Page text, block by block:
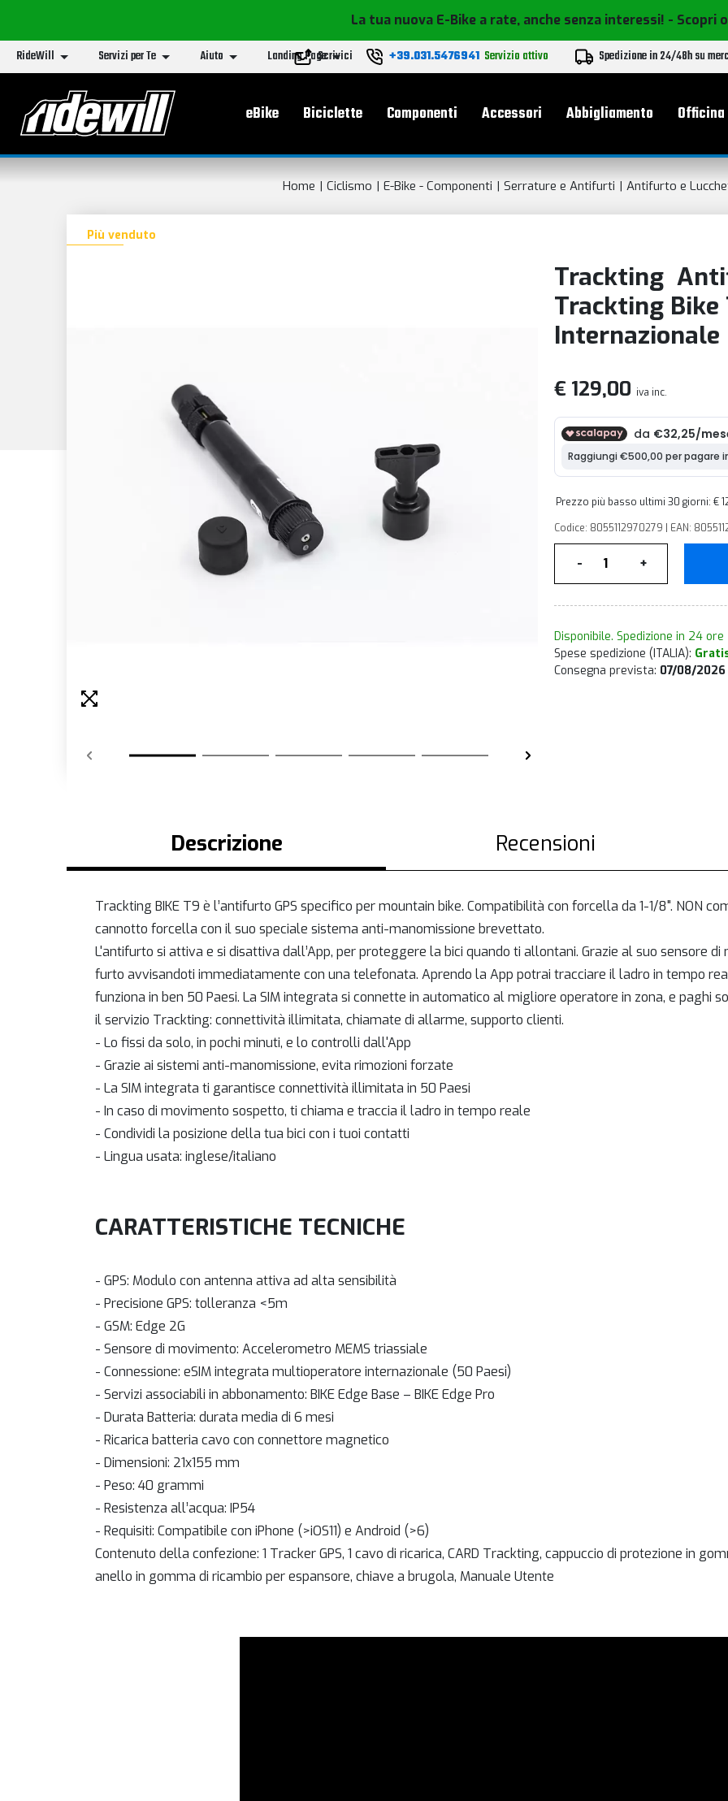
La tua nuova E-Bike a rate, anche senza interessi! - Scopri
RideWill Servizi per Te Aiuto Landing PageScrivici +39.031.5476941 Servizio attivo Spedizione in 24/48h su
Menu principale
eBike Biciclette Componenti Accessori Abbigliamento Officina
Più venduto
Trackting
Trackting Bike
Internazionale
€ 129,00 iva inc.
Prezzo più basso ultimi 30 giorni: €
Codice: 8055112970279 | EAN:
- +
Disponibile. Spedizione in 24 ore
Spese spedizione (ITALIA):
Consegna prevista: 07/08/2026
Home Ciclismo E-Bike - Componenti Serrature e Antifurti Antifurto e
Descrizione Recensioni
Trackting BIKE T9 è l’antifurto GPS specifico per mountain bike. Compatibilità con forcella da 1-1/8". NON
cannotto forcella con il suo speciale sistema anti-manomissione brevettato.
L'antifurto si attiva e si disattiva dall’App, per proteggere la bici quando ti allontani. Grazie al suo sensore
furto avvisandoti immediatamente con una telefonata. Aprendo la App potrai tracciare il ladro in tempo
funziona in ben 50 Paesi. La SIM integrata si connette in automatico al migliore operatore in zona, e paghi
il servizio Trackting: connettività illimitata, chiamate di allarme, supporto clienti.
- Lo fissi da solo, in pochi minuti, e lo controlli dall'App
- Grazie ai sistemi anti-manomissione, evita rimozioni forzate
- La SIM integrata ti garantisce connettività illimitata in 50 Paesi
- In caso di movimento sospetto, ti chiama e traccia il ladro in tempo reale
- Condividi la posizione della tua bici con i tuoi contatti
- Lingua usata: inglese/italiano
CARATTERISTICHE TECNICHE
- GPS: Modulo con antenna attiva ad alta sensibilità
- Precisione GPS: tolleranza <5m
- GSM: Edge 2G
- Sensore di movimento: Accelerometro MEMS triassiale
- Connessione: eSIM integrata multioperatore internazionale (50 Paesi)
- Servizi associabili in abbonamento: BIKE Edge Base – BIKE Edge Pro
- Durata Batteria: durata media di 6 mesi
- Ricarica batteria cavo con connettore magnetico
- Dimensioni: 21x155 mm
- Peso: 40 grammi
- Resistenza all’acqua: IP54
- Requisiti: Compatibile con iPhone (>iOS11) e Android (>6)
Contenuto della confezione: 1 Tracker GPS, 1 cavo di ricarica, CARD Trackting, cappuccio di protezione in
anello in gomma di ricambio per espansore, chiave a brugola, Manuale Utente